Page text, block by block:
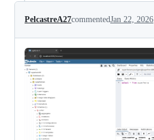
PelcastreA27commentedJan 22, 2026